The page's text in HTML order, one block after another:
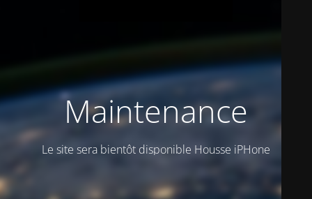
Maintenance
Le site sera bientôt disponible Housse iPHone